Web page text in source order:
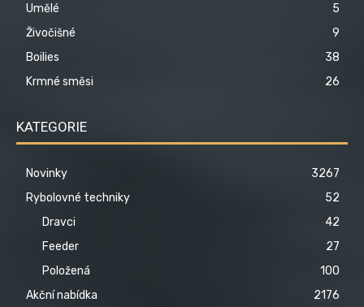
Umělé
5
Živočišné
9
Boilies
38
Krmné směsi
26
KATEGORIE
Novinky
3267
Rybolovné techniky
52
Dravci
42
Feeder
27
Položená
100
Akční nabídka
2176